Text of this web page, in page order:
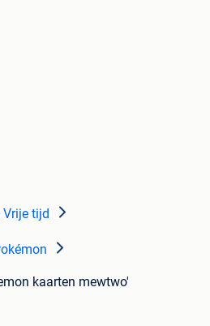
Vrije tijd
kaarten mewtwo'